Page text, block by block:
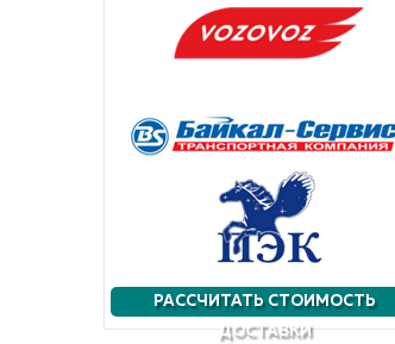
РАССЧИТАТЬ СТОИМОСТЬ
ДОСТАВКИ